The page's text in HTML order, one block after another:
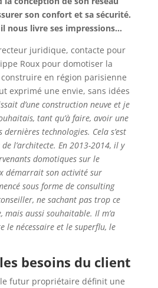
son confort et sa sécurité.
nous livre ses impressions…
juridique, contacte pour
Roux pour domotiser la
en région parisienne
exprimé une envie, sans idées
d’une construction neuve et je
tant qu’à faire, avoir une
technologies. Cela s’est
l’architecte. En 2013-2014, il y
domotiques sur le
démarrait son activité sur
sous forme de consulting
ne sachant pas trop ce
mais aussi souhaitable. Il m’a
le nécessaire et le superflu, le
besoins du client
le futur propriétaire définit une